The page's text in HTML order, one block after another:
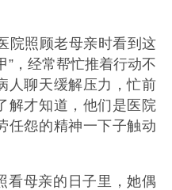
院照顾老母亲时看到这
”，经常帮忙推着行动不
人聊天缓解压力，忙前
解才知道，他们是医院
任怨的精神一下子触动
看母亲的日子里，她偶